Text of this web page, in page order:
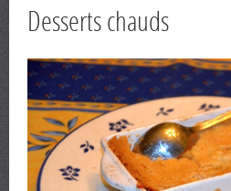
Desserts chauds